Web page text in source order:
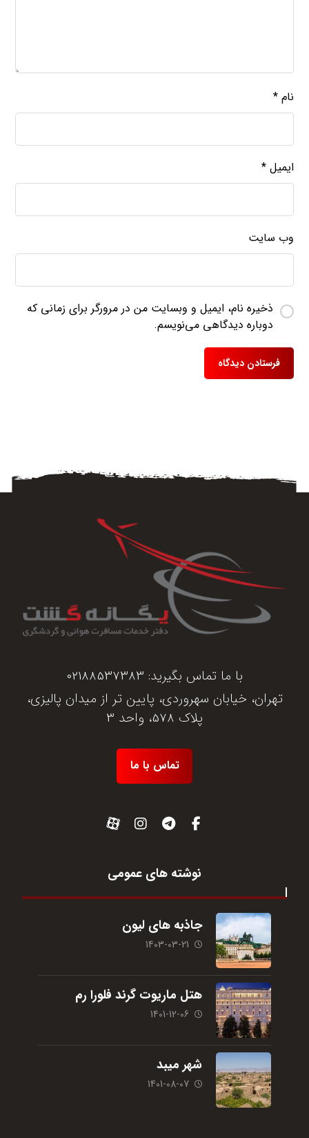
نام*
ایمیل*
وب‌ سایت
ذخیره نام، ایمیل و وبسایت من در مرورگر برای زمانی که
دوباره دیدگاهی می‌نویسم.
با ما تماس بگیرید: 02188537383
تهران، خیابان سهروردی، پایین تر از میدان پالیزی،
پلاک 578، واحد 3
تماس با ما
نوشته های عمومی
جاذبه های لیون
1403-03-21
هتل ماریوت گرند فلورا رم
1401-12-06
شهر میبد
1401-08-07